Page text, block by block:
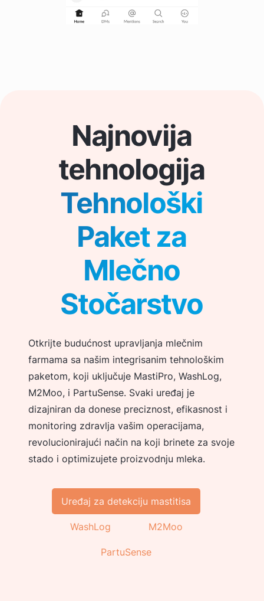
Najnovija
tehnologija
Tehnološki
Paket za
Mlečno
Stočarstvo
Otkrijte budućnost upravljanja mlečnim
farmama sa našim integrisanim tehnološkim
paketom, koji uključuje MastiPro, WashLog,
M2Moo, i PartuSense. Svaki uređaj je
dizajniran da donese preciznost, efikasnost i
monitoring zdravlja vašim operacijama,
revolucionirajući način na koji brinete za svoje
stado i optimizujete proizvodnju mleka.
Uređaj za detekciju mastitisa
WashLog M2Moo
PartuSense